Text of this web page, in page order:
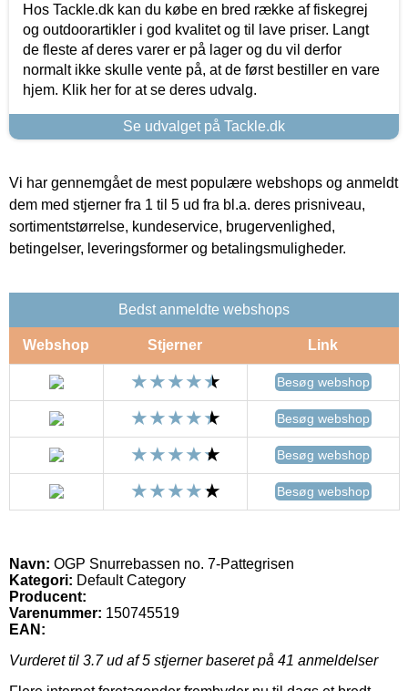
Hos Tackle.dk kan du købe en bred række af fiskegrej
og outdoorartikler i god kvalitet og til lave priser. Langt
de fleste af deres varer er på lager og du vil derfor
normalt ikke skulle vente på, at de først bestiller en vare
hjem. Klik her for at se deres udvalg.
Se udvalget på Tackle.dk
Vi har gennemgået de mest populære webshops og anmeldt
dem med stjerner fra 1 til 5 ud fra bl.a. deres prisniveau,
sortimentstørrelse, kundeservice, brugervenlighed,
betingelser, leveringsformer og betalingsmuligheder.
Bedst anmeldte webshops
Webshop Stjerner Link
Besøg webshop
Besøg webshop
Besøg webshop
Besøg webshop
Navn: OGP Snurrebassen no. 7-Pattegrisen
Kategori: Default Category
Producent:
Varenummer: 150745519
EAN:
Vurderet til 3.7ud af 5 stjerner baseret på 41 anmeldelser